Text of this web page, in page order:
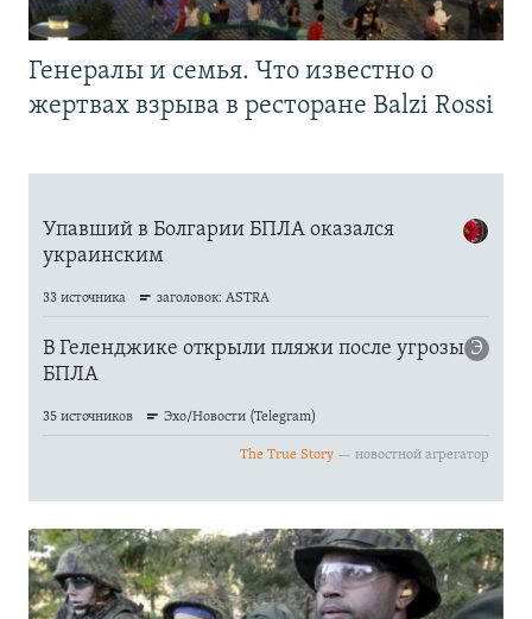
Генералы и семья. Что известно о
жертвах взрыва в ресторане Balzi Rossi